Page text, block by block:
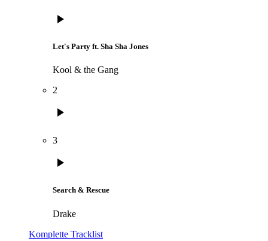
play_arrow
Let's Party ft. Sha Sha Jones
Kool & the Gang
2
play_arrow
3
play_arrow
Search & Rescue
Drake
Komplette Tracklist